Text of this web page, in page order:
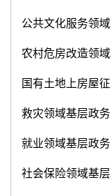
公共文化服务领
农村危房改造领
国有土地上房屋
救灾领域基层政
就业领域基层政
社会保险领域基